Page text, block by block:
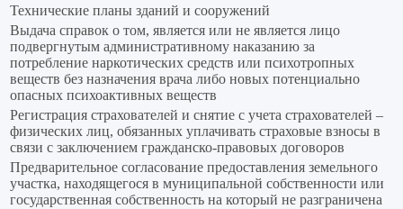
Технические планы зданий и сооружений
Выдача справок о том, является или не является лицо
подвергнутым административному наказанию за
потребление наркотических средств или психотропных
веществ без назначения врача либо новых потенциально
опасных психоактивных веществ
Регистрация страхователей и снятие с учета страхователей –
физических лиц, обязанных уплачивать страховые взносы в
связи с заключением гражданско-правовых договоров
Предварительное согласование предоставления земельного
участка, находящегося в муниципальной собственности или
государственная собственность на который не разграничена